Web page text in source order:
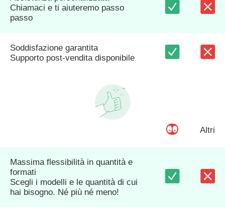
Chiamaci e ti aiuteremo passo
passo
Soddisfazione garantita
Supporto post-vendita disponibile
Altri
Massima flessibilità in quantità e
formati
Scegli i modelli e le quantità di cui
hai bisogno. Né più né meno!